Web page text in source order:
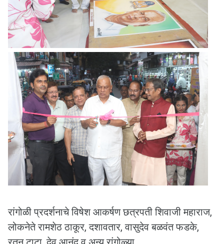
रांगोळी प्रदर्शनाचे विषेश आकर्षण छत्रपती शिवाजी महाराज,
लोकनेते रामशेठ ठाकूर, दशावतार, वासुदेव बळवंत फडके,